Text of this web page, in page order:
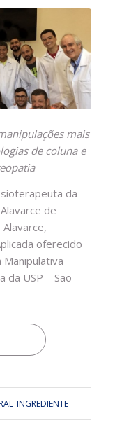
mais
de coluna e
da
de
Alavarce,
oferecido
da USP – São